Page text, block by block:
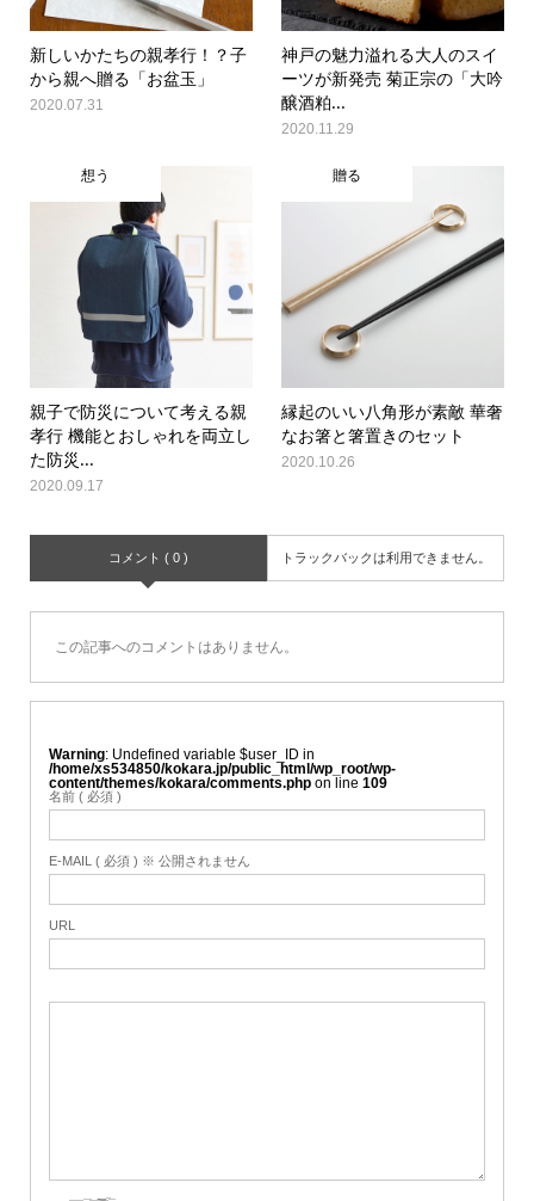
新しいかたちの親孝行！？子
から親へ贈る「お盆玉」
2020.07.31
神戸の魅力溢れる大人のスイ
ーツが新発売 菊正宗の「大吟
醸酒粕...
2020.11.29
想う
親子で防災について考える親
孝行 機能とおしゃれを両立し
た防災...
2020.09.17
贈る
縁起のいい八角形が素敵 華奢
なお箸と箸置きのセット
2020.10.26
コメント ( 0 ) トラックバックは利用できません。
この記事へのコメントはありません。
Warning : Undefined variable $user_ID in
/home/xs534850/kokara.jp/public_html/wp_root/wp-
content/themes/kokara/comments.phpon line 109
名前 ( 必須 )
E-MAIL ( 必須 ) ※ 公開されません
URL